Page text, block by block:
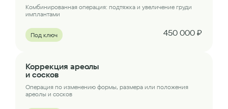
Комбинированная операция: подтяжка и увеличение груди
имплантами
Под ключ 450 000 ₽
Коррекция ареолы
и сосков
Операция по изменению формы, размера или положения
ареолы и сосков